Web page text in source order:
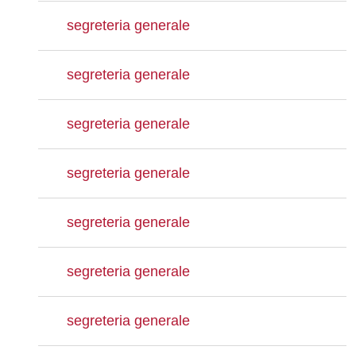
segreteria generale
segreteria generale
segreteria generale
segreteria generale
segreteria generale
segreteria generale
segreteria generale